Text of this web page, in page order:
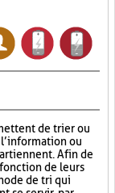
de trier ou
ou
Afin de
de leurs
de tri qui